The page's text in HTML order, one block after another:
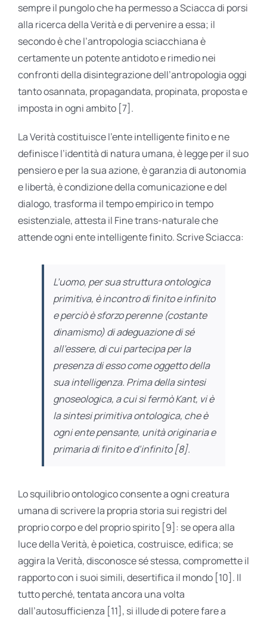
sempre il pungolo che ha permesso a Sciacca di porsi
alla ricerca della Verità e di pervenire a essa; il
secondo è che l’antropologia sciacchiana è
certamente un potente antidoto e rimedio nei
confronti della disintegrazione dell’antropologia oggi
tanto osannata, propagandata, propinata, proposta e
imposta in ogni ambito [7].
La Verità costituisce l’ente intelligente finito e ne
definisce l’identità di natura umana, è legge per il suo
pensiero e per la sua azione, è garanzia di autonomia
e libertà, è condizione della comunicazione e del
dialogo, trasforma il tempo empirico in tempo
esistenziale, attesta il Fine trans-naturale che
attende ogni ente intelligente finito. Scrive Sciacca:
L’uomo, per sua struttura ontologica
primitiva, è incontro di finito e infinito
e perciò è sforzo perenne (costante
dinamismo) di adeguazione di sé
all’essere, di cui partecipa per la
presenza di esso come oggetto della
sua intelligenza. Prima della sintesi
gnoseologica, a cui si fermò Kant, vi è
la sintesi primitiva ontologica, che è
ogni ente pensante, unità originaria e
primaria di finito e d’infinito [8].
Lo squilibrio ontologico consente a ogni creatura
umana di scrivere la propria storia sui registri del
proprio corpo e del proprio spirito [9]: se opera alla
luce della Verità, è poietica, costruisce, edifica; se
aggira la Verità, disconosce sé stessa, compromette il
rapporto con i suoi simili, desertifica il mondo [10]. Il
tutto perché, tentata ancora una volta
dall’autosufficienza [11], si illude di potere fare a